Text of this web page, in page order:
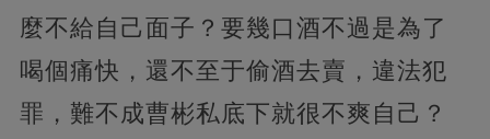
麼不給自己面子？要幾口酒不過是為了
喝個痛快，還不至于偷酒去賣，違法犯
罪，難不成曹彬私底下就很不爽自己？